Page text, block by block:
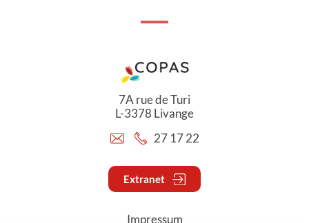
7A rue de Turi
L-3378 Livange
27 17 22
Extranet
Impressum